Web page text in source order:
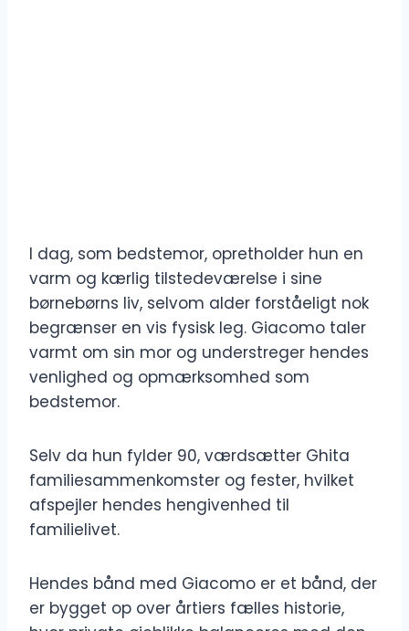
I dag, som bedstemor, opretholder hun en
varm og kærlig tilstedeværelse i sine
børnebørns liv, selvom alder forståeligt nok
begrænser en vis fysisk leg. Giacomo taler
varmt om sin mor og understreger hendes
venlighed og opmærksomhed som
bedstemor.
Selv da hun fylder 90, værdsætter Ghita
familiesammenkomster og fester, hvilket
afspejler hendes hengivenhed til
familielivet.
Hendes bånd med Giacomo er et bånd, der
er bygget op over årtiers fælles historie,